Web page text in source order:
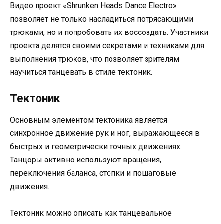
Видео проект «Shrunken Heads Dance Electro»
позволяет не только насладиться потрясающими
трюками, но и попробовать их воссоздать. Участники
проекта делятся своими секретами и техниками для
выполнения трюков, что позволяет зрителям
научиться танцевать в стиле тектоник.
Тектоник
Основным элементом тектоника является
синхронное движение рук и ног, выражающееся в
быстрых и геометрически точных движениях.
Танцоры активно используют вращения,
переключения баланса, стопки и пошаговые
движения.
Тектоник можно описать как танцевальное